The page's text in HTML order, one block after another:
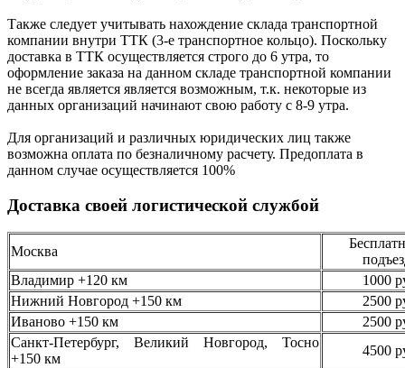
Также следует учитывать нахождение склада транспортной
компании внутри ТТК (3-е транспортное кольцо). Поскольку
доставка в ТТК осуществляется строго до 6 утра, то
оформление заказа на данном складе транспортной компании
не всегда является является возможным, т.к. некоторые из
данных организаций начинают свою работу с 8-9 утра.
Для организаций и различных юридических лиц также
возможна оплата по безналичному расчету. Предоплата в
данном случае осуществляется 100%
Доставка своей логистической службой
Москва
Владимир +120 км
1000
Нижний Новгород +150 км
2500
Иваново +150 км
2500
Санкт-Петербург, Великий Новгород, Тосно
+150 км
4500